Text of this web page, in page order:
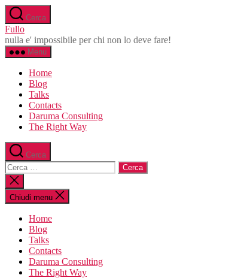
Salta
al
contenuto
Cerca
Fullo
nulla e' impossibile per chi non lo deve fare!
Menu
Home
Blog
Talks
Contacts
Daruma Consulting
The Right Way
Cerca
Cerca:
Chiudi
la
ricerca
Chiudi menu
Home
Blog
Talks
Contacts
Daruma Consulting
The Right Way